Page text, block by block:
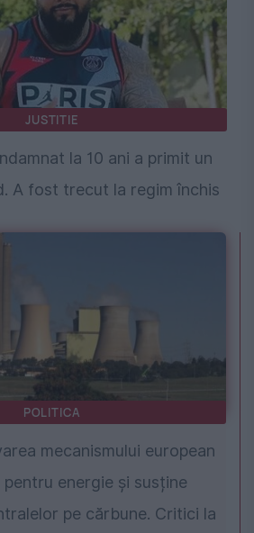
JUSTITIE
la 10 ani a primit un
A fost trecut la regim închis
POLITICA
mecanismului european
energie și susține
pe cărbune. Critici la